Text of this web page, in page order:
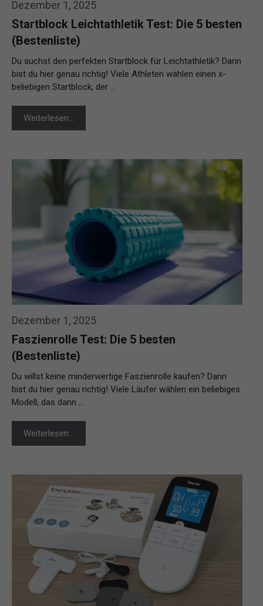
Dezember 1, 2025
Startblock Leichtathletik Test: Die 5 besten
(Bestenliste)
Du suchst den perfekten Startblock für Leichtathletik? Dann
bist du hier genau richtig! Viele Athleten wählen einen x-
beliebigen Startblock, der …
Weiterlesen…
Dezember 1, 2025
Faszienrolle Test: Die 5 besten
(Bestenliste)
Du willst keine minderwertige Faszienrolle kaufen? Dann
bist du hier genau richtig! Viele Läufer wählen ein beliebiges
Modell, das dann …
Weiterlesen…